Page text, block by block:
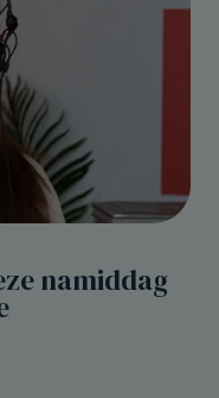
namiddag